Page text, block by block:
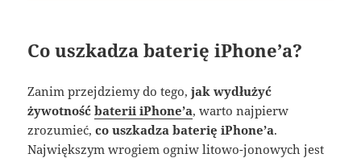
Co uszkadza baterię iPhone’a?
Zanim przejdziemy do tego,jak wydłużyć
żywotnośćbaterii iPhone’a, warto najpierw
zrozumieć,co uszkadza baterię iPhone’a.
Największym wrogiem ogniw litowo-jonowych jest